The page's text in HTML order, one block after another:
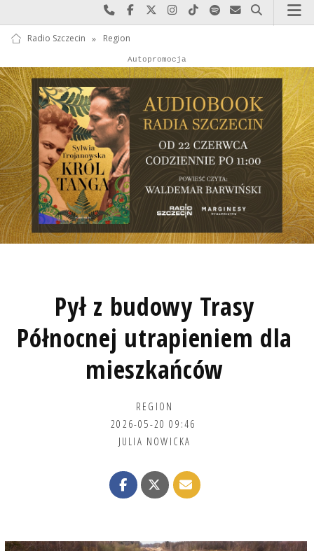
Najlepiej po prostu do nas zadzwoń
Odwiedź nas na Facebook-u
Odwiedź nas na X
Odwiedź nas na Instagram-ie
Odwiedź nas na TikTok-u
Szukaj nas na Spotify
Wyślij do nas
Szukaj
Radio Szczecin » Region
Reklama
Autopromocja
Pył z budowy Trasy
Północnej utrapieniem dla
mieszkańców
REGION
2026-05-20 09:46
JULIA NOWICKA